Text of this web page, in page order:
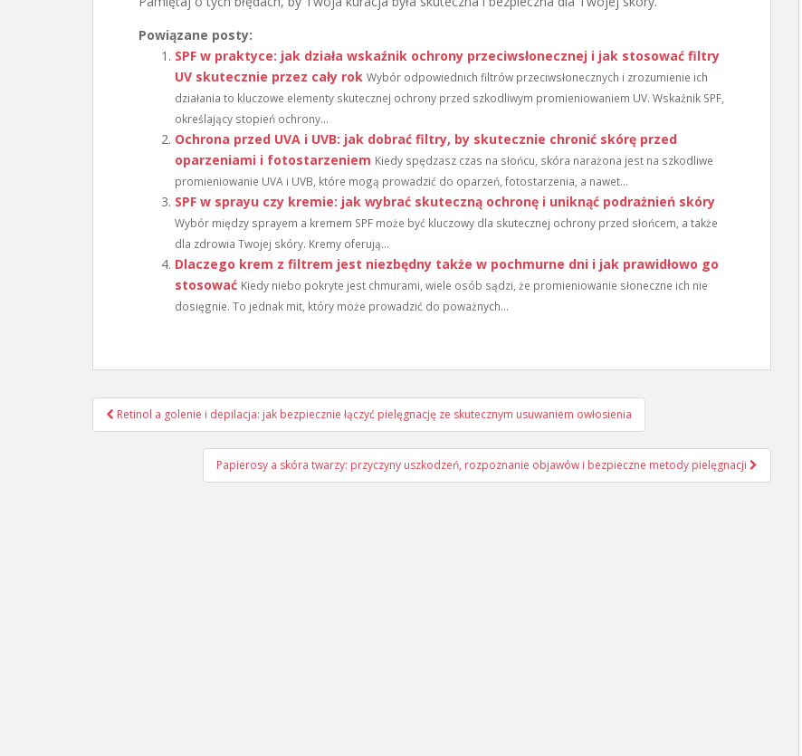
Powiązane posty:
SPF w praktyce: jak działa wskaźnik ochrony przeciwsłonecznej i jak stosować filtry
UV skutecznie przez cały rok Wybór odpowiednich filtrów przeciwsłonecznych i zrozumienie ich
działania to kluczowe elementy skutecznej ochrony przed szkodliwym promieniowaniem UV. Wskaźnik SPF,
określający stopień ochrony...
Ochrona przed UVA i UVB: jak dobrać filtry, by skutecznie chronić skórę przed
oparzeniami i fotostarzeniem Kiedy spędzasz czas na słońcu, skóra narażona jest na szkodliwe
promieniowanie UVA i UVB, które mogą prowadzić do oparzeń, fotostarzenia, a nawet...
SPF w sprayu czy kremie: jak wybrać skuteczną ochronę i uniknąć podrażnień skóry
Wybór między sprayem a kremem SPF może być kluczowy dla skutecznej ochrony przed słońcem, a także
dla zdrowia Twojej skóry. Kremy oferują...
Dlaczego krem z filtrem jest niezbędny także w pochmurne dni i jak prawidłowo go
stosować Kiedy niebo pokryte jest chmurami, wiele osób sądzi, że promieniowanie słoneczne ich nie
dosięgnie. To jednak mit, który może prowadzić do poważnych...
Nawigacja
wpisu
Retinol a golenie i depilacja: jak bezpiecznie łączyć pielęgnację ze skutecznym usuwaniem owłosienia
Papierosy a skóra twarzy: przyczyny uszkodzeń, rozpoznanie objawów i bezpieczne metody pielęgnacji